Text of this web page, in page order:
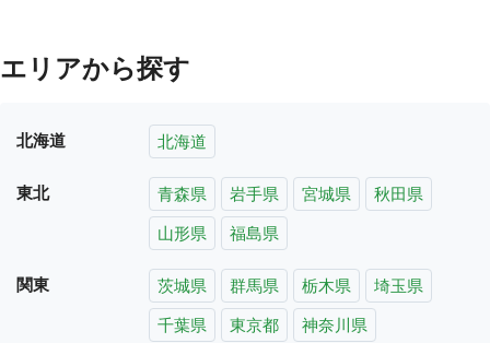
エリアから探す
北海道 北海道
東北 青森県 岩手県 宮城県
秋田県
山形県
福島県
関東 茨城県 群馬県 栃木県
埼玉県
千葉県
東京都 神奈川県